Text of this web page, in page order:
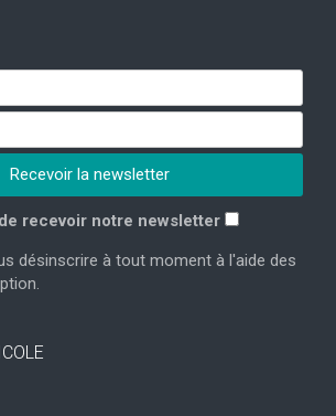
recevoir notre newsletter
désinscrire à tout moment à l'aide des